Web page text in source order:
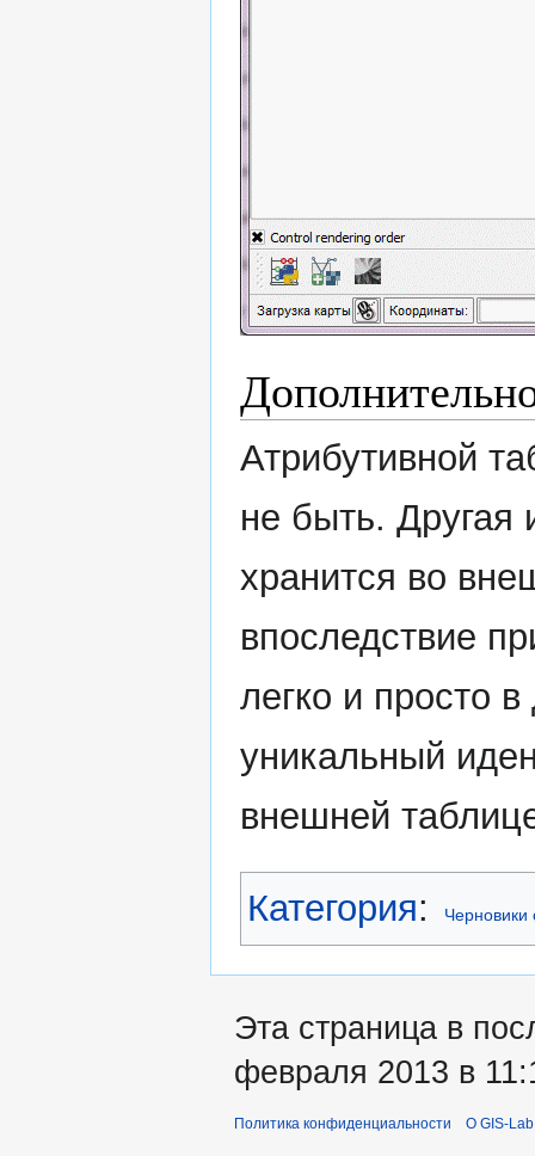
Атрибутивной
не быть. Другая
хранится во
впоследствие
легко и просто
уникальный
внешней
Категория: Черновики
Эта страница в
февраля 2013 в
Политика конфиденциальности О GIS-Lab